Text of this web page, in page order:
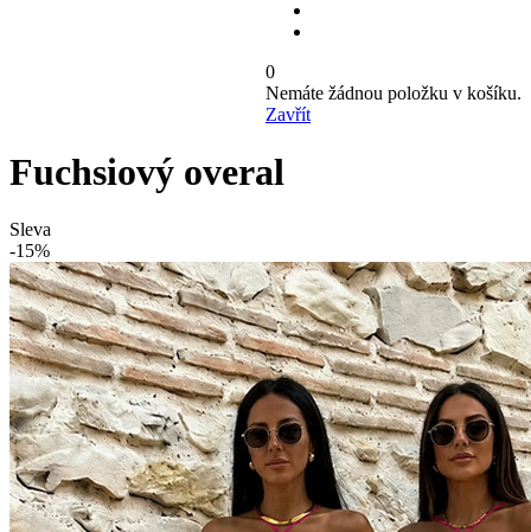
0
Nemáte žádnou položku v košíku.
Zavřít
Fuchsiový overal
Sleva
-15%